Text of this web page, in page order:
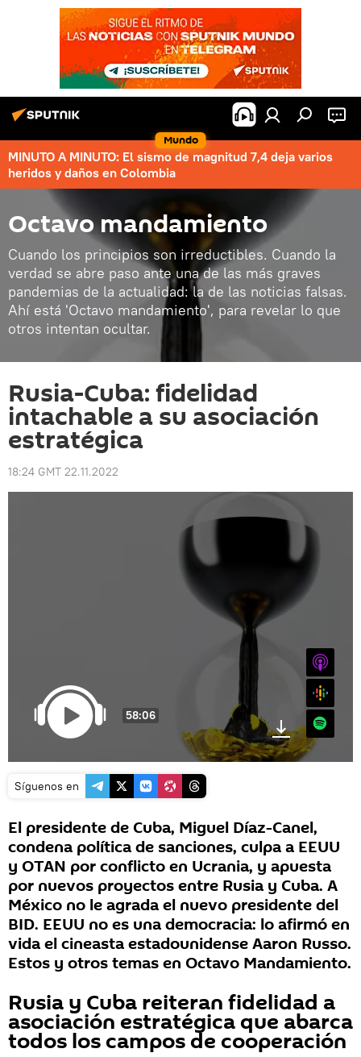
Mundo
MINUTO A MINUTO: El sismo de magnitud 7,4 deja varios
heridos y daños en Colombia
Octavo mandamiento
Cuando los principios son irreductibles. Cuando la
verdad se abre paso ante una de las más graves
pandemias de la actualidad: la de las noticias falsas.
Ahí está 'Octavo mandamiento', para revelar lo que
otros intentan ocultar.
Rusia-Cuba: fidelidad
intachable a su asociación
estratégica
18:24 GMT 22.11.2022
58:06 Spotify
Síguenos en
El presidente de Cuba, Miguel Díaz-Canel,
condena política de sanciones, culpa a EEUU
y OTAN por conflicto en Ucrania, y apuesta
por nuevos proyectos entre Rusia y Cuba. A
México no le agrada el nuevo presidente del
BID. EEUU no es una democracia: lo afirmó en
vida el cineasta estadounidense Aaron Russo.
Estos y otros temas en Octavo Mandamiento.
Rusia y Cuba reiteran fidelidad a
asociación estratégica que abarca
todos los campos de cooperación